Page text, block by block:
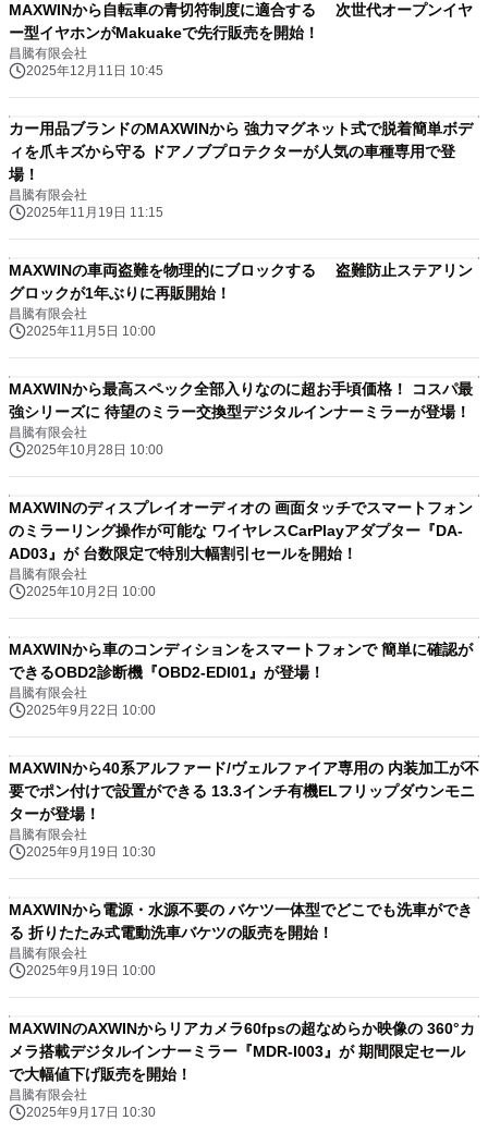
MAXWINから自転車の青切符制度に適合する 次世代オープンイヤ
ー型イヤホンがMakuakeで先行販売を開始！
昌騰有限会社
2025年12月11日 10:45
カー用品ブランドのMAXWINから 強力マグネット式で脱着簡単ボデ
ィを爪キズから守る ドアノブプロテクターが人気の車種専用で登
場！
昌騰有限会社
2025年11月19日 11:15
MAXWINの車両盗難を物理的にブロックする 盗難防止ステアリン
グロックが1年ぶりに再販開始！
昌騰有限会社
2025年11月5日 10:00
MAXWINから最高スペック全部入りなのに超お手頃価格！ コスパ最
強シリーズに 待望のミラー交換型デジタルインナーミラーが登場！
昌騰有限会社
2025年10月28日 10:00
MAXWINのディスプレイオーディオの 画面タッチでスマートフォン
のミラーリング操作が可能な ワイヤレスCarPlayアダプター『DA-
AD03』が 台数限定で特別大幅割引セールを開始！
昌騰有限会社
2025年10月2日 10:00
MAXWINから車のコンディションをスマートフォンで 簡単に確認が
できるOBD2診断機『OBD2-EDI01』が登場！
昌騰有限会社
2025年9月22日 10:00
MAXWINから40系アルファード/ヴェルファイア専用の 内装加工が不
要でポン付けで設置ができる 13.3インチ有機ELフリップダウンモニ
ターが登場！
昌騰有限会社
2025年9月19日 10:30
MAXWINから電源・水源不要の バケツ一体型でどこでも洗車ができ
る 折りたたみ式電動洗車バケツの販売を開始！
昌騰有限会社
2025年9月19日 10:00
MAXWINのAXWINからリアカメラ60fpsの超なめらか映像の 360°カ
メラ搭載デジタルインナーミラー『MDR-I003』が 期間限定セール
で大幅値下げ販売を開始！
昌騰有限会社
2025年9月17日 10:30